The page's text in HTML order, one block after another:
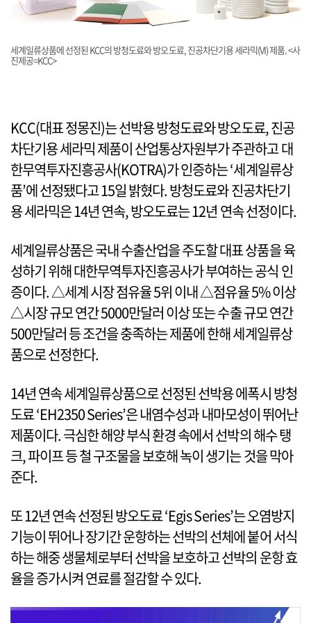
세계일류상품에 선정된 KCC의 방청도료와 방오도료, 진공차단기용 세라믹(VI) 제품. <사
진제공=KCC>
KCC(대표 정몽진)는 선박용 방청도료와 방오도료, 진공
차단기용 세라믹 제품이 산업통상자원부가 주관하고 대
한무역투자진흥공사(KOTRA)가 인증하는 ‘세계일류상
품’에 선정됐다고 15일 밝혔다. 방청도료와 진공차단기
용 세라믹은 14년 연속, 방오도료는 12년 연속 선정이다.
세계일류상품은 국내 수출산업을 주도할 대표 상품을 육
성하기 위해 대한무역투자진흥공사가 부여하는 공식 인
증이다. △세계 시장 점유율 5위 이내 △점유율 5% 이상
△시장 규모 연간 5000만달러 이상 또는 수출 규모 연간
500만달러 등 조건을 충족하는 제품에 한해 세계일류상
품으로 선정한다.
14년 연속 세계일류상품으로 선정된 선박용 에폭시 방청
도료 ‘EH2350 Series’은 내염수성과 내마모성이 뛰어난
제품이다. 극심한 해양 부식 환경 속에서 선박의 해수 탱
크, 파이프 등 철 구조물을 보호해 녹이 생기는 것을 막아
준다.
또 12년 연속 선정된 방오도료 ‘Egis Series’는 오염방지
기능이 뛰어나 장기간 운항하는 선박의 선체에 붙어 서식
하는 해중 생물체로부터 선박을 보호하고 선박의 운항 효
율을 증가시켜 연료를 절감할 수 있다.